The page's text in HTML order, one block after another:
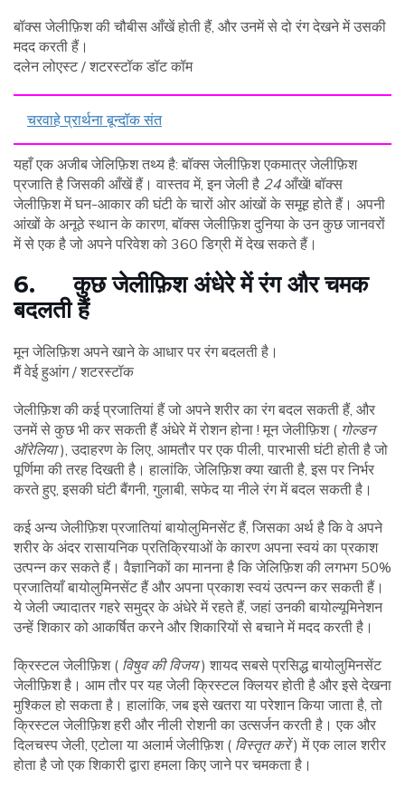
बॉक्स जेलीफ़िश की चौबीस आँखें होती हैं, और उनमें से दो रंग देखने में उसकी
मदद करती हैं।
दलेन लोएस्ट / शटरस्टॉक डॉट कॉम
चरवाहे प्रार्थना बून्दॉक संत
यहाँ एक अजीब जेलिफ़िश तथ्य है: बॉक्स जेलीफ़िश एकमात्र जेलीफ़िश
प्रजाति है जिसकी आँखें हैं। वास्तव में, इन जेली है 24 आँखें! बॉक्स
जेलीफ़िश में घन-आकार की घंटी के चारों ओर आंखों के समूह होते हैं। अपनी
आंखों के अनूठे स्थान के कारण, बॉक्स जेलीफ़िश दुनिया के उन कुछ जानवरों
में से एक है जो अपने परिवेश को 360 डिग्री में देख सकते हैं।
6. कुछ जेलीफ़िश अंधेरे में रंग और चमक
बदलती हैं
मून जेलिफ़िश अपने खाने के आधार पर रंग बदलती है।
मैं वेई हुआंग / शटरस्टॉक
जेलीफ़िश की कई प्रजातियां हैं जो अपने शरीर का रंग बदल सकती हैं, और
उनमें से कुछ भी कर सकती हैं अंधेरे में रोशन होना ! मून जेलीफ़िश ( गोल्डन
ऑरेलिया), उदाहरण के लिए, आमतौर पर एक पीली, पारभासी घंटी होती है जो
पूर्णिमा की तरह दिखती है। हालांकि, जेलिफ़िश क्या खाती है, इस पर निर्भर
करते हुए, इसकी घंटी बैंगनी, गुलाबी, सफेद या नीले रंग में बदल सकती है।
कई अन्य जेलीफ़िश प्रजातियां बायोलुमिनसेंट हैं, जिसका अर्थ है कि वे अपने
शरीर के अंदर रासायनिक प्रतिक्रियाओं के कारण अपना स्वयं का प्रकाश
उत्पन्न कर सकते हैं। वैज्ञानिकों का मानना ​​है कि जेलिफ़िश की लगभग 50%
प्रजातियाँ बायोलुमिनसेंट हैं और अपना प्रकाश स्वयं उत्पन्न कर सकती हैं।
ये जेली ज्यादातर गहरे समुद्र के अंधेरे में रहते हैं, जहां उनकी बायोल्यूमिनेशन
उन्हें शिकार को आकर्षित करने और शिकारियों से बचाने में मदद करती है।
क्रिस्टल जेलीफ़िश ( विषुव की विजय) शायद सबसे प्रसिद्ध बायोलुमिनसेंट
जेलीफ़िश है। आम तौर पर यह जेली क्रिस्टल क्लियर होती है और इसे देखना
मुश्किल हो सकता है। हालांकि, जब इसे खतरा या परेशान किया जाता है, तो
क्रिस्टल जेलीफ़िश हरी और नीली रोशनी का उत्सर्जन करती है। एक और
दिलचस्प जेली, एटोला या अलार्म जेलीफ़िश ( विस्तृत करें) में एक लाल शरीर
होता है जो एक शिकारी द्वारा हमला किए जाने पर चमकता है।